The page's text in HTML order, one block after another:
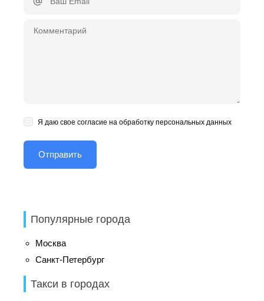
Я даю свое согласие на обработку персональных данных
Популярные города
Москва
Санкт-Петербург
Такси в городах